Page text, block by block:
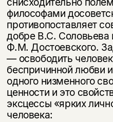
философами
противопоставляет
добре В.С. Соловьева
Ф.М. До­стоевского.
— освободить
беспричинной любви
одного низменного
ценности и это
эксцессы «ярких
человека: